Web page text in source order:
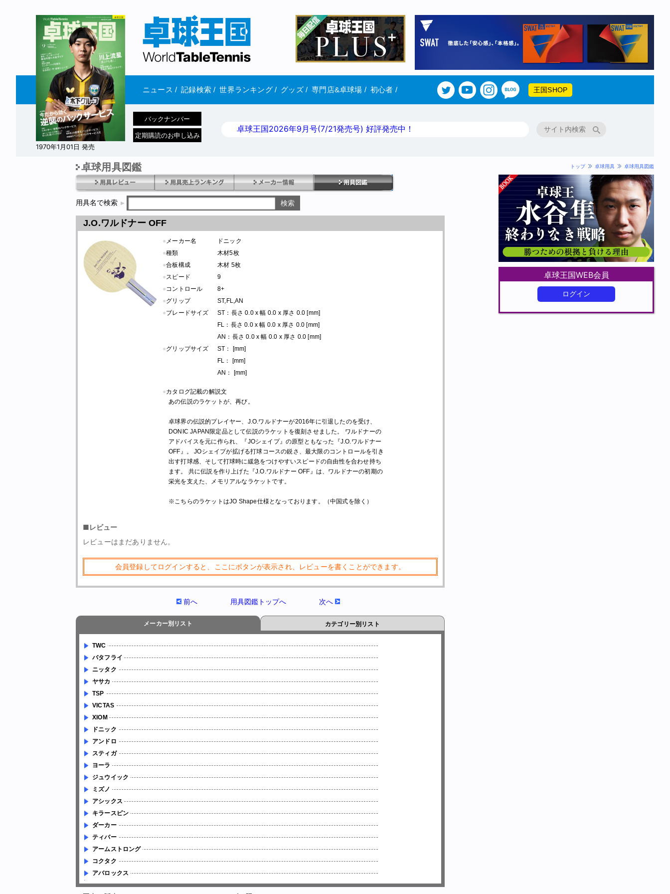
ニュース / 記録検索 / 世界ランキング/ グッズ/ 専門店&卓球場 / 初心者 / 王国SHOP
1970年1月01日 発売
バックナンバー
定期購読のお申し込み
卓球王国2026年9月号(7/21発売号) 好評発売中！
卓球用具図鑑 トップ 卓球用具 卓球用具図鑑
用具名で検索
J.O.ワルドナー OFF
● メーカー名
ドニック
●種類
木材5枚
●合板構成
木材 5枚
●スピード
9
●コントロール
8+
●グリップ
ST,FL,AN
●ブレードサイズ
ST：長さ 0.0 x 幅 0.0 x 厚さ 0.0 [mm]
FL：長さ 0.0 x 幅 0.0 x 厚さ 0.0 [mm]
AN：長さ 0.0 x 幅 0.0 x 厚さ 0.0 [mm]
●グリップサイズ
ST： [mm]
FL： [mm]
AN： [mm]
●カタログ記載の解説文
あの伝説のラケットが、再び。
卓球界の伝説的プレイヤー、J.O.ワルドナーが2016年に引退したのを受け、
DONIC JAPAN限定品として伝説のラケットを復刻させました。 ワルドナーの
アドバイスを元に作られ、『JOシェイプ』の原型ともなった『J.O.ワルドナー
OFF』。 JOシェイプが拡げる打球コースの鋭さ、最大限のコントロールを引き
出す打球感、そして打球時に緩急をつけやすいスピードの自由性を合わせ持ち
ます。 共に伝説を作り上げた『J.O.ワルドナー OFF』は、ワルドナーの初期の
栄光を支えた、メモリアルなラケットです。
※こちらのラケットはJO Shape仕様となっております。（中国式を除く）
■レビュー
レビューはまだありません。
会員登録してログインすると、ここにボタンが表示され、レビューを書くことができます。
前へ 用具図鑑トップへ 次へ
メーカー別リスト カテゴリー別リスト
TWC
バタフライ
ニッタク
ヤサカ
TSP
VICTAS
XIOM
ドニック
アンドロ
スティガ
ヨーラ
ジュウイック
ミズノ
アシックス
キラースピン
ダーカー
ティバー
アームストロング
コクタク
アバロックス
卓球王国WEB会員
ログイン